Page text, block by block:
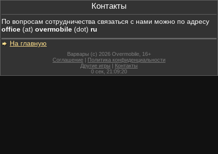
Контакты
По вопросам сотрудничества связаться с нами можно по адресу
office (at) overmobile (dot) ru
На главную
Варвары (c) 2026 Overmobile, 16+
Соглашение | Политика конфиденциальности
Другие игры | Контакты
0 сек, 21:09:20